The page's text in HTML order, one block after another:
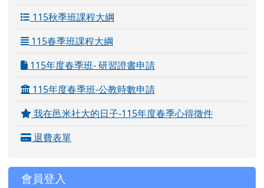
115秋季班課程大綱
115春季班課程大綱
115年度春季班- 研習證書申請
115年度春季班-公教時數申請
我在邑米社大的日子-115年度春季心得徵件
退費表單
會員登入